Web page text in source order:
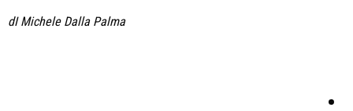
dI Michele Dalla Palma